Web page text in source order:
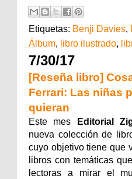
Etiquetas: Benji Davies,
Álbum, libro ilustrado,
7/30/17
[Reseña libro]
Ferrari: Las niñas
quieran
Este mes Editorial
nueva colección de
cuyo objetivo tiene que
libros con temáticas
lectoras a mirar el